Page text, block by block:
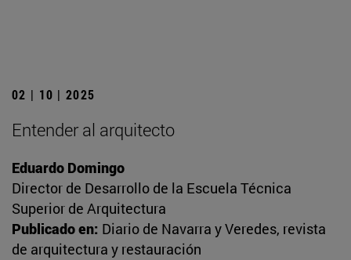
02 | 10 | 2025
Entender al arquitecto
Eduardo Domingo
Director de Desarrollo de la Escuela Técnica
Superior de Arquitectura
Publicado en: Diario de Navarra y Veredes, revista
de arquitectura y restauración